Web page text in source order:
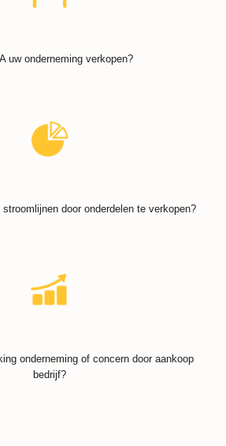
uw onderneming verkopen?
door onderdelen te verkopen?
onderneming of concern door aankoop
bedrijf?